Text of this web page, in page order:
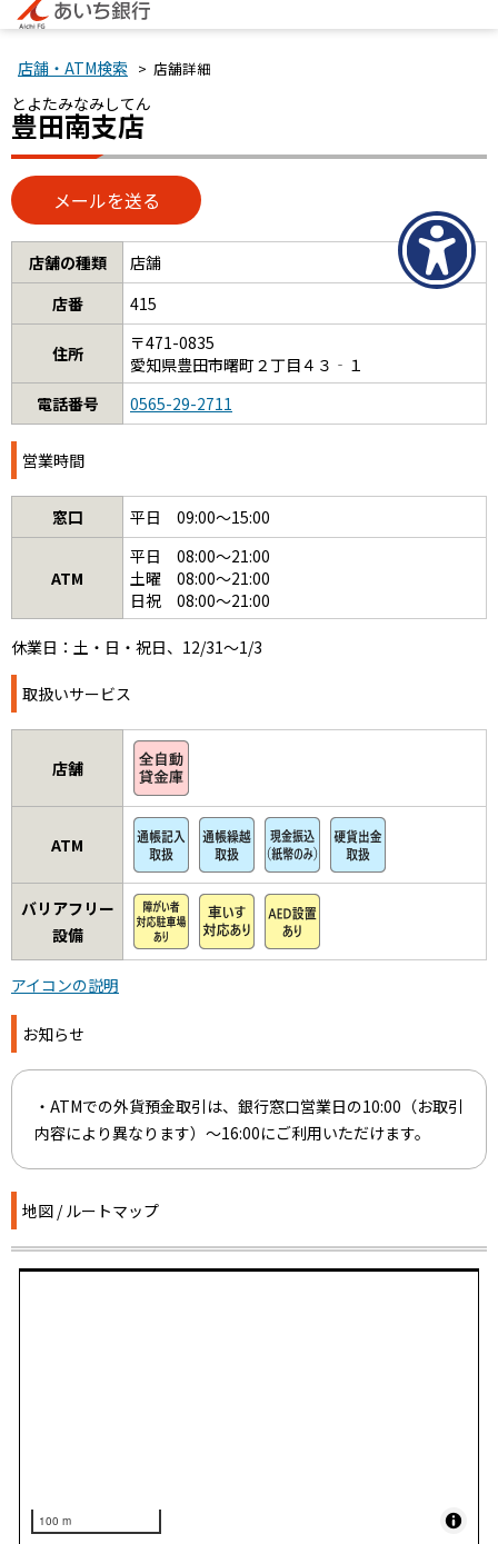
店舗・ATM検索 > 店舗詳細
とよたみなみしてん
豊田南支店
店舗の種類
店舗
店番
415
住所
〒471-0835
愛知県豊田市曙町２丁目４３‐１
電話番号
0565-29-2711
営業時間
窓口 平日 09:00～15:00
ATM
平日 08:00～21:00
土曜 08:00～21:00
日祝 08:00～21:00
休業日：土・日・祝日、12/31～1/3
取扱いサービス
店舗
ATM
バリアフリー
設備
アイコンの説明
お知らせ
・ATMでの外貨預金取引は、銀行窓口営業日の10:00（お取引
内容により異なります）～16:00にご利用いただけます。
地図 / ルートマップ
100 m